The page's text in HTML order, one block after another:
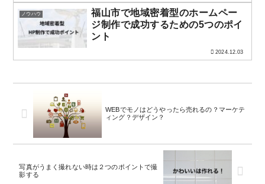
ノウハウ
福山市で地域密着型のホームペー
ジ制作で成功するための5つのポイ
ント
2024.12.03
WEBでモノはどうやったら売れるの？マーケテ
ィング？デザイン？
写真がうまく撮れない時は２つのポイントで撮
影する